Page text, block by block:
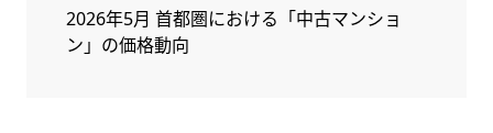
2026年5月 首都圏における「中古マンショ
ン」の価格動向